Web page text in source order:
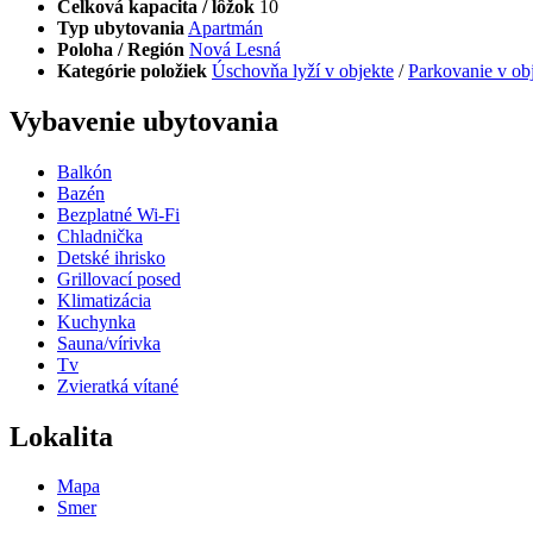
Celková kapacita / lôžok 10
Typ ubytovania Apartmán
Poloha / Región Nová Lesná
Kategórie položiek Úschovňa lyží v objekte /Parkovanie v
Vybavenie ubytovania
Balkón
Bazén
Bezplatné Wi-Fi
Chladnička
Detské ihrisko
Grillovací posed
Klimatizácia
Kuchynka
Sauna/vírivka
Tv
Zvieratká vítané
Lokalita
Mapa
Smer